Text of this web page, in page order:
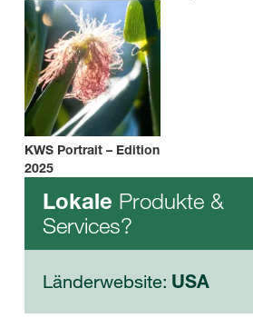
KWS Portrait – Edition
2025
Lokale Produkte &
Services?
Länderwebsite: USA